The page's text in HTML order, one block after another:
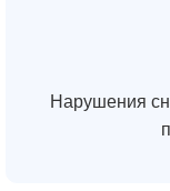
Нарушения